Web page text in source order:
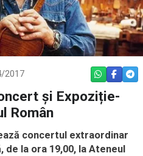
2017 WHATSAPP
și Expoziție-
Român
concertul extraordinar
de la ora 19,00, la Ateneul